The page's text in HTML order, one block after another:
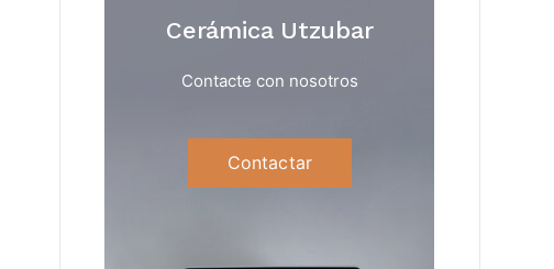
Cerámica Utzubar
Contacte con nosotros
Contactar